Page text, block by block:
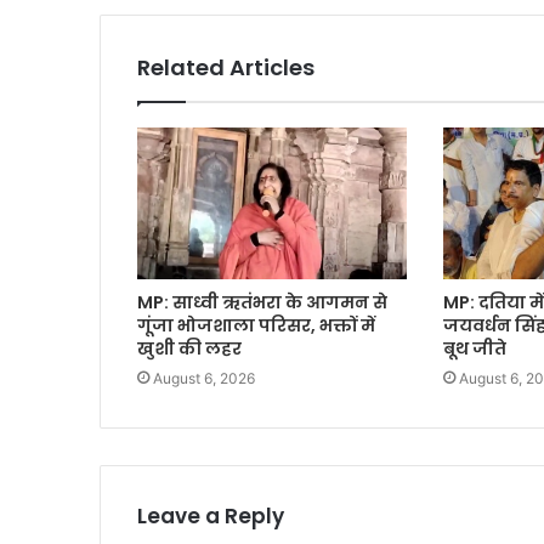
Related Articles
MP: साध्वी ऋतंभरा के आगमन से
गूंजा भोजशाला परिसर, भक्तों में
खुशी की लहर
August 6, 2026
MP: दतिया
जयवर्धन
बूथ जीते
August 6,
Leave a Reply